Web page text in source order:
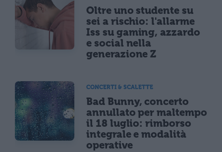
Oltre uno studente su
sei a rischio: l'allarme
Iss su gaming, azzardo
e social nella
generazione Z
CONCERTI & SCALETTE
Bad Bunny, concerto
annullato per maltempo
il 18 luglio: rimborso
integrale e modalità
operative